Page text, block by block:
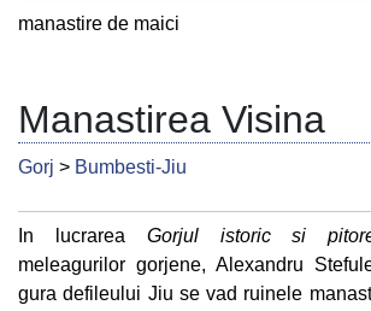
manastire de maici
Manastirea Visina
Gorj > Bumbesti-Jiu
In lucrarea Gorjul istoric si
meleagurilor gorjene, Alexandru
gura defileului Jiu se vad ruinele